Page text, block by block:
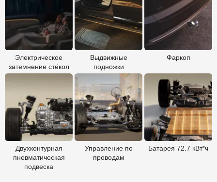
Электрическое
затемнение стёкол
Выдвижные
подножки
Фаркоп
Двухконтурная пневматическая подвеска
Двухконтурная
пневматическая
подвеска
Управление по проводам
Управление по
проводам
Батарея 72.7 кВт*ч
Батарея 72.7 кВт*ч